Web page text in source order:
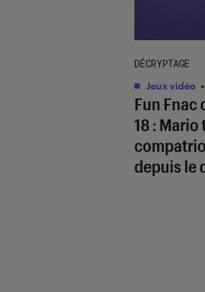
Fun Fnac
18 : Mario
depuis le
DÉCRYPTAGE
Jeux vidéo •